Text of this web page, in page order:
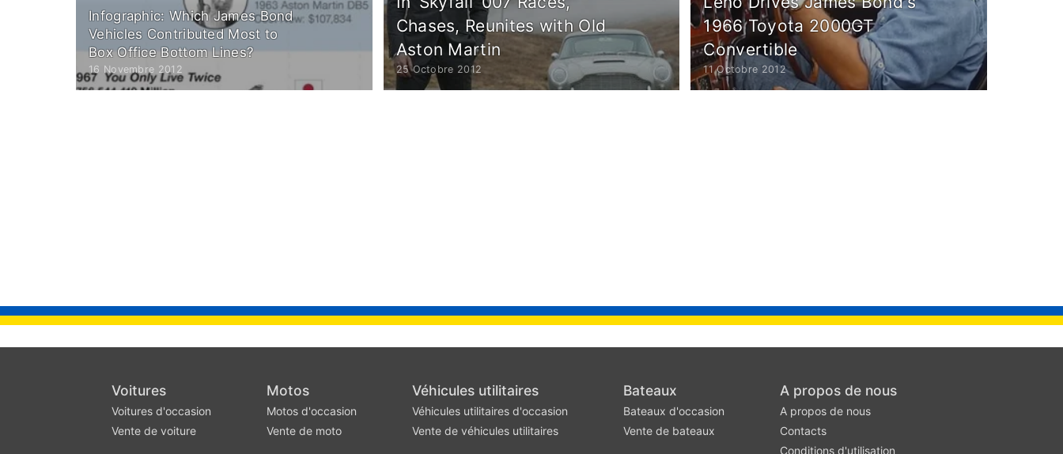
Infographic: Which James Bond
Vehicles Contributed Most to
Box Office Bottom Lines?
16 Novembre 2012
Chases, Reunites with Old
Aston Martin
25 Octobre 2012
1966 Toyota 2000GT
Convertible
11 Octobre 2012
Voitures
Voitures d'occasion
Vente de voiture
Motos
Motos d'occasion
Vente de moto
Véhicules utilitaires
Véhicules utilitaires d'occasion
Vente de véhicules utilitaires
Bateaux
Bateaux d'occasion
Vente de bateaux
A propos de nous
A propos de nous
Contacts
Conditions d'utilisation